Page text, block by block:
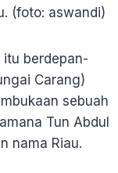
(foto: aswandi)
itu berdepan-
Carang)
sebuah
Tun Abdul
nama Riau.